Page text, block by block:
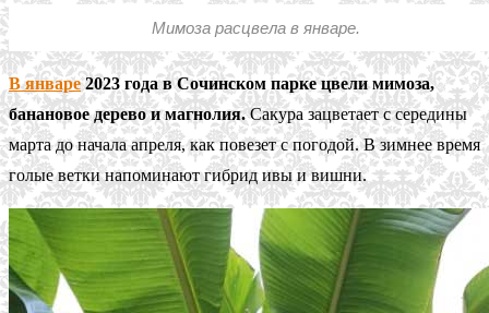
Мимоза расцвела в январе.
В январе2023 года в Сочинском парке цвели мимоза,
банановое дерево и магнолия.Сакура зацветает с середины
марта до начала апреля, как повезет с погодой. В зимнее время
голые ветки напоминают гибрид ивы и вишни.